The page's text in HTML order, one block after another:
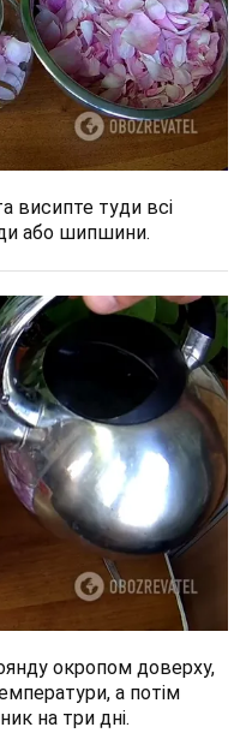
висипте туди всі
або шипшини.
окропом доверху,
а потім
на три дні.